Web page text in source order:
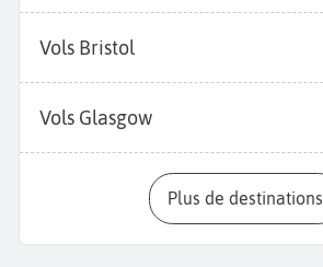
Vols Bristol
Vols Glasgow
Plus de destinations